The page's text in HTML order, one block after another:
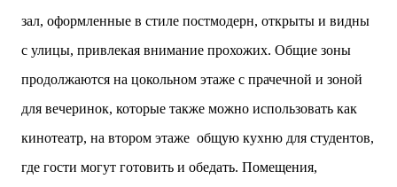
зал, оформленные в стиле постмодерн, открыты и видны
с улицы, привлекая внимание прохожих. Общие зоны
продолжаются на цокольном этаже с прачечной и зоной
для вечеринок, которые также можно использовать как
кинотеатр, на втором этаже общую кухню для студентов,
где гости могут готовить и обедать. Помещения,